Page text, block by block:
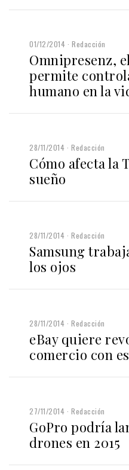
01/12/2014 Redacción
Omnipresenz,
permite
humano en la
28/11/2014 Redacción
Cómo afecta la
sueño
28/11/2014 Redacción
Samsung
los ojos
28/11/2014 Redacción
eBay quiere
comercio con
27/11/2014 Redacción
GoPro podría
drones en 2015